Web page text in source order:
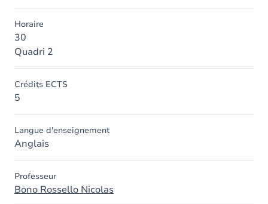
Horaire
30
Quadri 2
Crédits ECTS
5
Langue d'enseignement
Anglais
Professeur
Bono Rossello Nicolas